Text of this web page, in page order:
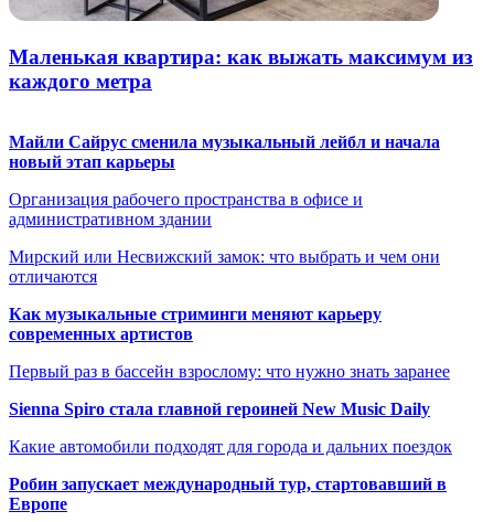
Маленькая квартира: как выжать максимум из
каждого метра
Майли Сайрус сменила музыкальный лейбл и начала
новый этап карьеры
Организация рабочего пространства в офисе и
административном здании
Мирский или Несвижский замок: что выбрать и чем они
отличаются
Как музыкальные стриминги меняют карьеру
современных артистов
Первый раз в бассейн взрослому: что нужно знать заранее
Sienna Spiro стала главной героиней New Music Daily
Какие автомобили подходят для города и дальних поездок
Робин запускает международный тур, стартовавший в
Европе